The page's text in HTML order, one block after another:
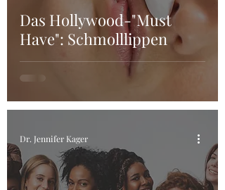
Das Hollywood-"Must
Have": Schmolllippen
Dr. Jennifer Kager